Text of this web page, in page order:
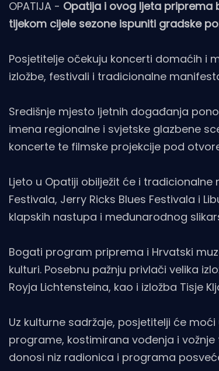
OPATIJA - Opatija i ovog ljeta priprema
tijekom cijele sezone ispuniti gradske
Posjetitelje očekuju koncerti domaćih i
izložbe, festivali i tradicionalne
Središnje mjesto ljetnih događanja
imena regionalne i svjetske glazbene
koncerte te filmske projekcije pod
Ljeto u Opatiji obilježit će i
Festivala, Jerry Ricks Blues Festivala i
klapskih nastupa i međunarodnog
Bogati program priprema i Hrvatski
kulturi. Posebnu pažnju privlači velika
Royja Lichtensteina, kao i izložba Tisje
Uz kulturne sadržaje, posjetitelji će
programe, kostimirana vođenja i
donosi niz radionica i programa